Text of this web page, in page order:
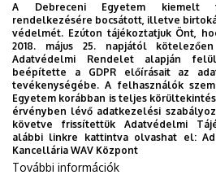
Vezérlés és
Hajtástechnika,
Siemens
A Debreceni Egyetem kiemelt
rendelkezésére bocsátott, illetve
védelmét. Ezúton tájékoztatjuk Önt,
2018. május 25. napjától
Adatvédelmi Rendelet alapján
beépítette a GDPR előírásait az
tevékenységébe. A felhasználók
Egyetem korábban is teljes
érvényben lévő adatkezelési
követve frissítettük Adatvédelmi
alábbi linkre kattintva olvashat el:
Kancellária WAV Központ
További információk